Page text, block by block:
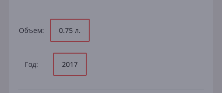
Объем: 0.75 л.
Год: 2017